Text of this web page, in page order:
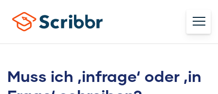
Muss ich ‚infrage‘ oder ‚in